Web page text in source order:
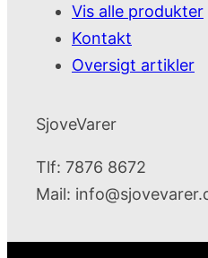
Vis alle produkter
Kontakt
Oversigt artikler
SjoveVarer
Tlf: 7876 8672
Mail: